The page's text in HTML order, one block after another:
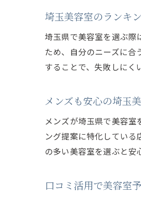
埼玉美容室のランキ
埼玉県で美容室を選ぶ際
ため、自分のニーズに合
することで、失敗しにく
メンズも安心の埼玉
メンズが埼玉県で美容
ング提案に特化してい
の多い美容室を選ぶと安
口コミ活用で美容室